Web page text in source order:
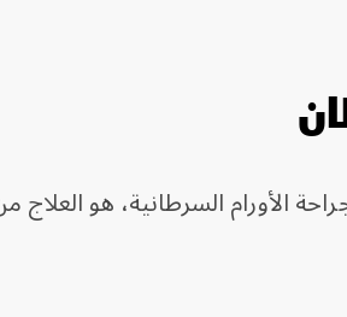
الأورام السرطانية، هو